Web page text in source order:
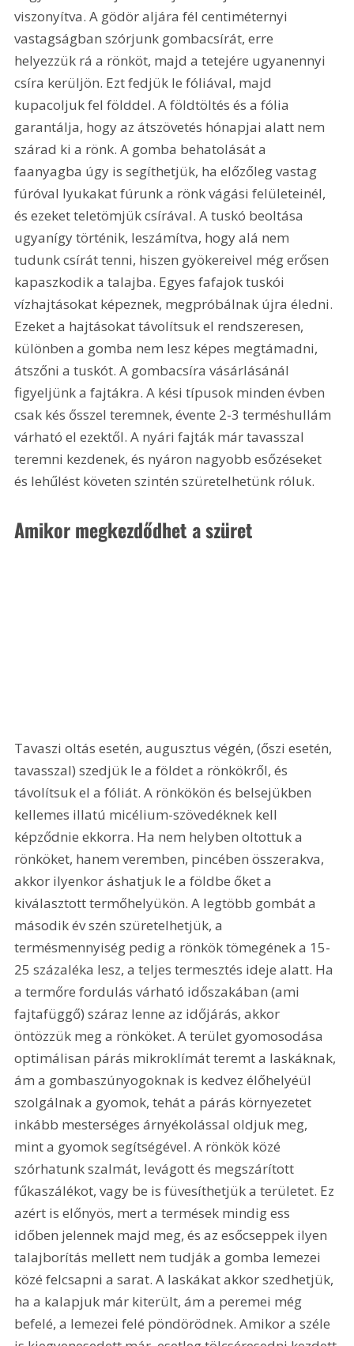
viszonyítva. A gödör aljára fél centiméternyi
vastagságban szórjunk gombacsírát, erre
helyezzük rá a rönköt, majd a tetejére ugyanennyi
csíra kerüljön. Ezt fedjük le fóliával, majd
kupacoljuk fel földdel. A földtöltés és a fólia
garantálja, hogy az átszövetés hónapjai alatt nem
szárad ki a rönk. A gomba behatolását a
faanyagba úgy is segíthetjük, ha előzőleg vastag
fúróval lyukakat fúrunk a rönk vágási felületeinél,
és ezeket teletömjük csírával. A tuskó beoltása
ugyanígy történik, leszámítva, hogy alá nem
tudunk csírát tenni, hiszen gyökereivel még erősen
kapaszkodik a talajba. Egyes fafajok tuskói
vízhajtásokat képeznek, megpróbálnak újra éledni.
Ezeket a hajtásokat távolítsuk el rendszeresen,
különben a gomba nem lesz képes megtámadni,
átszőni a tuskót. A gombacsíra vásárlásánál
figyeljünk a fajtákra. A kési típusok minden évben
csak kés ősszel teremnek, évente 2-3 terméshullám
várható el ezektől. A nyári fajták már tavasszal
teremni kezdenek, és nyáron nagyobb esőzéseket
és lehűlést követen szintén szüretelhetünk róluk.
Amikor megkezdődhet a szüret
Tavaszi oltás esetén, augusztus végén, (őszi esetén,
tavasszal) szedjük le a földet a rönkökről, és
távolítsuk el a fóliát. A rönkökön és belsejükben
kellemes illatú micélium-szövedéknek kell
képződnie ekkorra. Ha nem helyben oltottuk a
rönköket, hanem veremben, pincében összerakva,
akkor ilyenkor áshatjuk le a földbe őket a
kiválasztott termőhelyükön. A legtöbb gombát a
második év szén szüretelhetjük, a
termésmennyiség pedig a rönkök tömegének a 15-
25 százaléka lesz, a teljes termesztés ideje alatt. Ha
a termőre fordulás várható időszakában (ami
fajtafüggő) száraz lenne az időjárás, akkor
öntözzük meg a rönköket. A terület gyomosodása
optimálisan párás mikroklímát teremt a laskáknak,
ám a gombaszúnyogoknak is kedvez élőhelyéül
szolgálnak a gyomok, tehát a párás környezetet
inkább mesterséges árnyékolással oldjuk meg,
mint a gyomok segítségével. A rönkök közé
szórhatunk szalmát, levágott és megszárított
fűkaszálékot, vagy be is füvesíthetjük a területet. Ez
azért is előnyös, mert a termések mindig ess
időben jelennek majd meg, és az esőcseppek ilyen
talajborítás mellett nem tudják a gomba lemezei
közé felcsapni a sarat. A laskákat akkor szedhetjük,
ha a kalapjuk már kiterült, ám a peremei még
befelé, a lemezei felé pöndörödnek. Amikor a széle